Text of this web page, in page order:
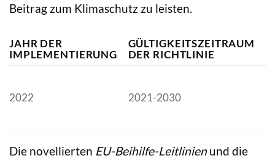
Beitrag zum Klimaschutz zu leisten.
JAHR DER
IMPLEMENTIERUNG
GÜLTIGKEITSZEITRAUM
DER RICHTLINIE
2022 2021-2030
Die novellierten EU-Beihilfe-Leitlinienund die